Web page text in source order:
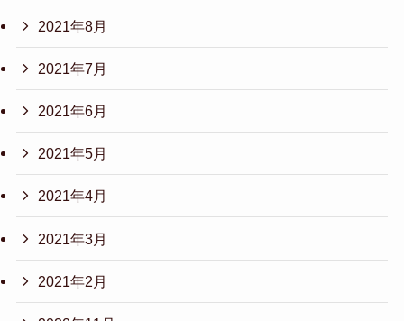
2021年8月
2021年7月
2021年6月
2021年5月
2021年4月
2021年3月
2021年2月